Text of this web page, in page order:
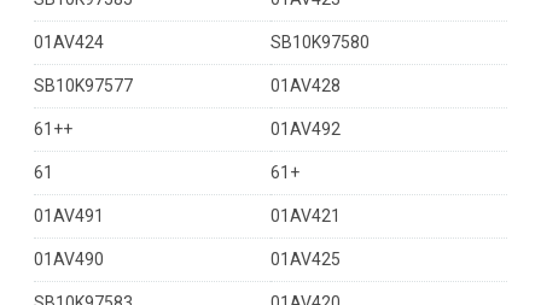
01AV424 SB10K97580
SB10K97577 01AV428
61++ 01AV492
61 61+
01AV491 01AV421
01AV490 01AV425